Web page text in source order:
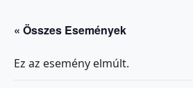
« Összes Események
Ez az esemény elmúlt.